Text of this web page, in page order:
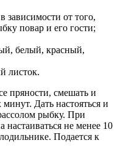
зависимости от того,
повар и его гости;
белый, красный,
листок.
пряности, смешать и
Дать настояться и
рыбку. При
настаиваться не менее 10
Подается к